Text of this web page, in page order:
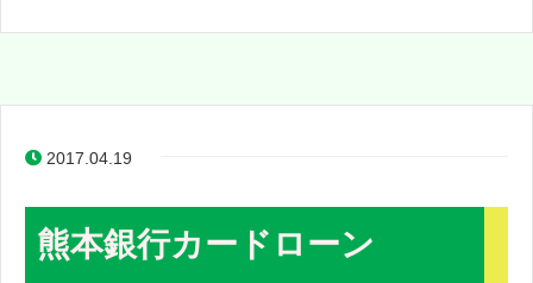
2017.04.19
熊本銀行カードローン